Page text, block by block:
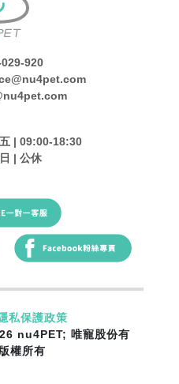
920
| 09:00-18:30
| 公休
私保護政策
nu4PET; 唯寵股份有
權所有